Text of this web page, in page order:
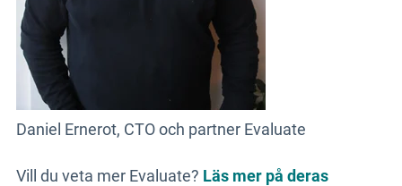
Daniel Ernerot, CTO och partner Evaluate
Vill du veta mer Evaluate? Läs mer på deras